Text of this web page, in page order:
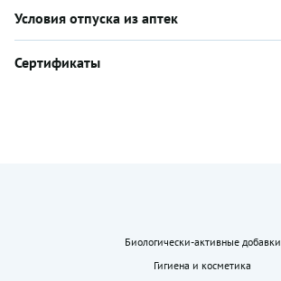
Условия отпуска из аптек
Сертификаты
Биологически-активные добавки
Гигиена и косметика